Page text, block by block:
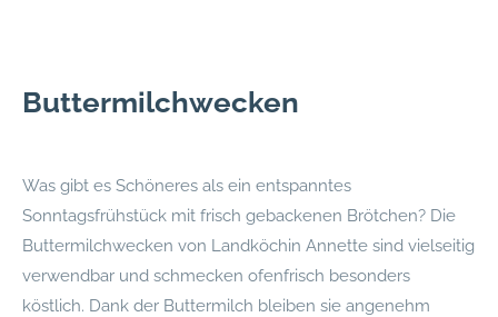
Buttermilchwecken
Was gibt es Schöneres als ein entspanntes
Sonntagsfrühstück mit frisch gebackenen Brötchen? Die
Buttermilchwecken von Landköchin Annette sind vielseitig
verwendbar und schmecken ofenfrisch besonders
köstlich. Dank der Buttermilch bleiben sie angenehm